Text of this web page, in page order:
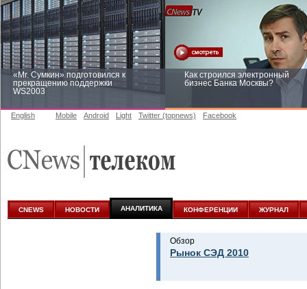
«Mr. Сумкин» подготовился к
прекращению поддержки
WS2003
Как строился электронный
бизнес Банка Москвы?
аналитике
English Mobile Android Light Twitter (topnews) Facebook
CNEWS НОВОСТИ АНАЛИТИКА КОНФЕРЕНЦИИ ЖУРНАЛ
Обзор
Рынок СЭД 2010